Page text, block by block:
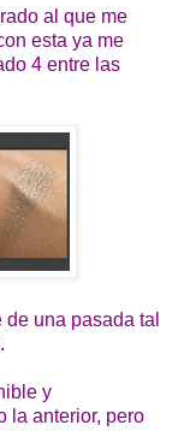
al que me
esta ya me
4 entre las
una pasada tal
y
la anterior, pero